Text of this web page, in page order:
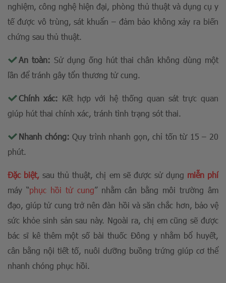
nghiệm, công nghệ hiện đại, phòng thủ thuật và dụng cụ y
tế được vô trùng, sát khuẩn – đảm bảo không xảy ra biến
chứng sau thủ thuật.
An toàn: Sử dụng ống hút thai chân không dùng một
lần để tránh gây tổn thương tử cung.
Chính xác: Kết hợp với hệ thống quan sát trực quan
giúp hút thai chính xác, tránh tình trạng sót thai.
Nhanh chóng: Quy trình nhanh gọn, chỉ tốn từ 15 – 20
phút.
Đặc biệt,sau thủ thuật, chị em sẽ được sử dụng miễn phí
máy “phục hồi tử cung” nhằm cân bằng môi trường âm
đạo, giúp tử cung trở nên đàn hồi và săn chắc hơn, bảo vệ
sức khỏe sinh sản sau này. Ngoài ra, chị em cũng sẽ được
bác sĩ kê thêm một số bài thuốc Đông y nhằm bổ huyết,
cân bằng nội tiết tố, nuôi dưỡng buồng trứng giúp cơ thể
nhanh chóng phục hồi.